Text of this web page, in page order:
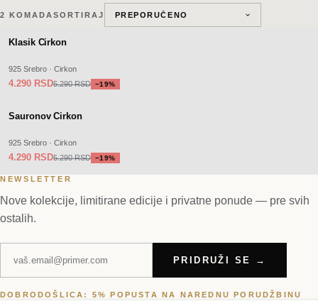
2 KOMADA SORTIRAJ
−19%
SALE
Klasik Cirkon
925 Srebro · Cirkon
4.290 RSD5.290 RSD −19%
−19%
SALE
Sauronov Cirkon
925 Srebro · Cirkon
4.290 RSD5.290 RSD −19%
NEWSLETTER
Nove kolekcije, limitirane edicije i privatne ponude — pre svih
ostalih.
PRIDRUŽI SE →
DOBRODOŠLICA: 5% POPUSTA NA NAREDNU PORUDŽBINU